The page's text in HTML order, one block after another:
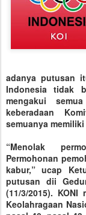
adanya putusan
Indonesia tidak
mengakui
keberadaan
semuanya
“Menolak
Permohonan
kabur,” ucap
putusan dii
(11/3/2015).
Keolahragaan